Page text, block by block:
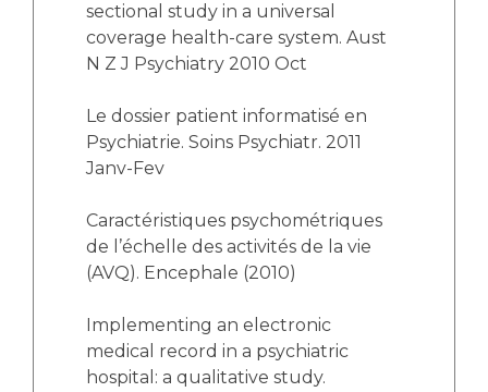
sectional study in a universal
coverage health-care system. Aust
N Z J Psychiatry 2010 Oct
Le dossier patient informatisé en
Psychiatrie. Soins Psychiatr. 2011
Janv-Fev
Caractéristiques psychométriques
de l’échelle des activités de la vie
(AVQ). Encephale (2010)
Implementing an electronic
medical record in a psychiatric
hospital: a qualitative study.